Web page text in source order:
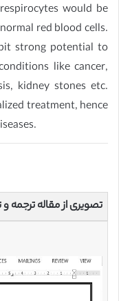
would be
red blood cells.
strong potential to
like cancer,
kidney stones etc.
treatment, hence
تصویری از مقاله ترجمه